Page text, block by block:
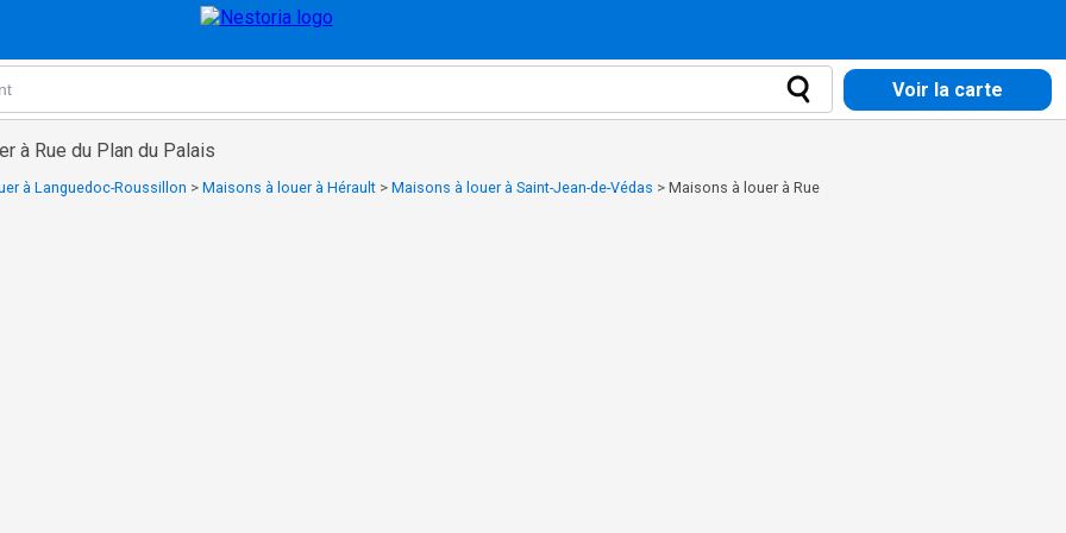
Voir la carte
à Rue du Plan du Palais
à Languedoc-Roussillon > Maisons à louer à Hérault > Maisons à louer à Saint-Jean-de-Védas > Maisons à louer à Rue